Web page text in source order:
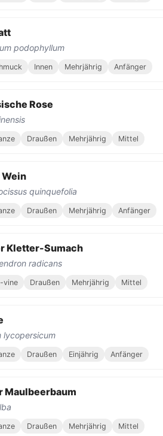
podophyllum
Innen Mehrjährig Anfänger
Rose
Draußen Mehrjährig Mittel
quinquefolia
Draußen Mehrjährig Anfänger
Kletter-Sumach
radicans
vine Draußen Mehrjährig Mittel
lycopersicum
Draußen Einjährig Anfänger
Maulbeerbaum
Draußen Mehrjährig Mittel